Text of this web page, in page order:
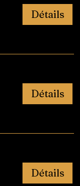
Détails
Détails
Détails